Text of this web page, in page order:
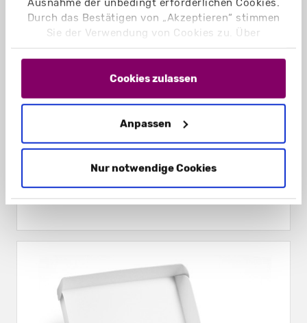
Ausnahme der unbedingt erforderlichen Cookies.
Durch das Bestätigen von „Akzeptieren“ stimmen
Sie der Verwendung von Cookies zu. Über
„Einstellungen“ können Sie auswählen, welche
Cookies Sie zulassen. Hier finden Sie unser
und unsereDatenschutzerklärung
Cookies zulassen
Anpassen
Nur notwendige Cookies
Schiebeschachteln Hohlwand geschlossen